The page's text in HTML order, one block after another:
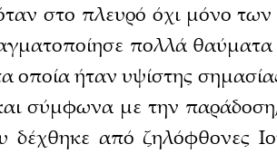
στο πλευρό όχι μόνο
πολλά
οποία ήταν υψίστης
σύμφωνα με την
από ζηλόφθονες